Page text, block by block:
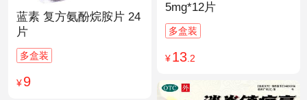
5mg*12片
多盒装
¥13.2
蓝素 复方氨酚烷胺片 24
片
多盒装
¥9